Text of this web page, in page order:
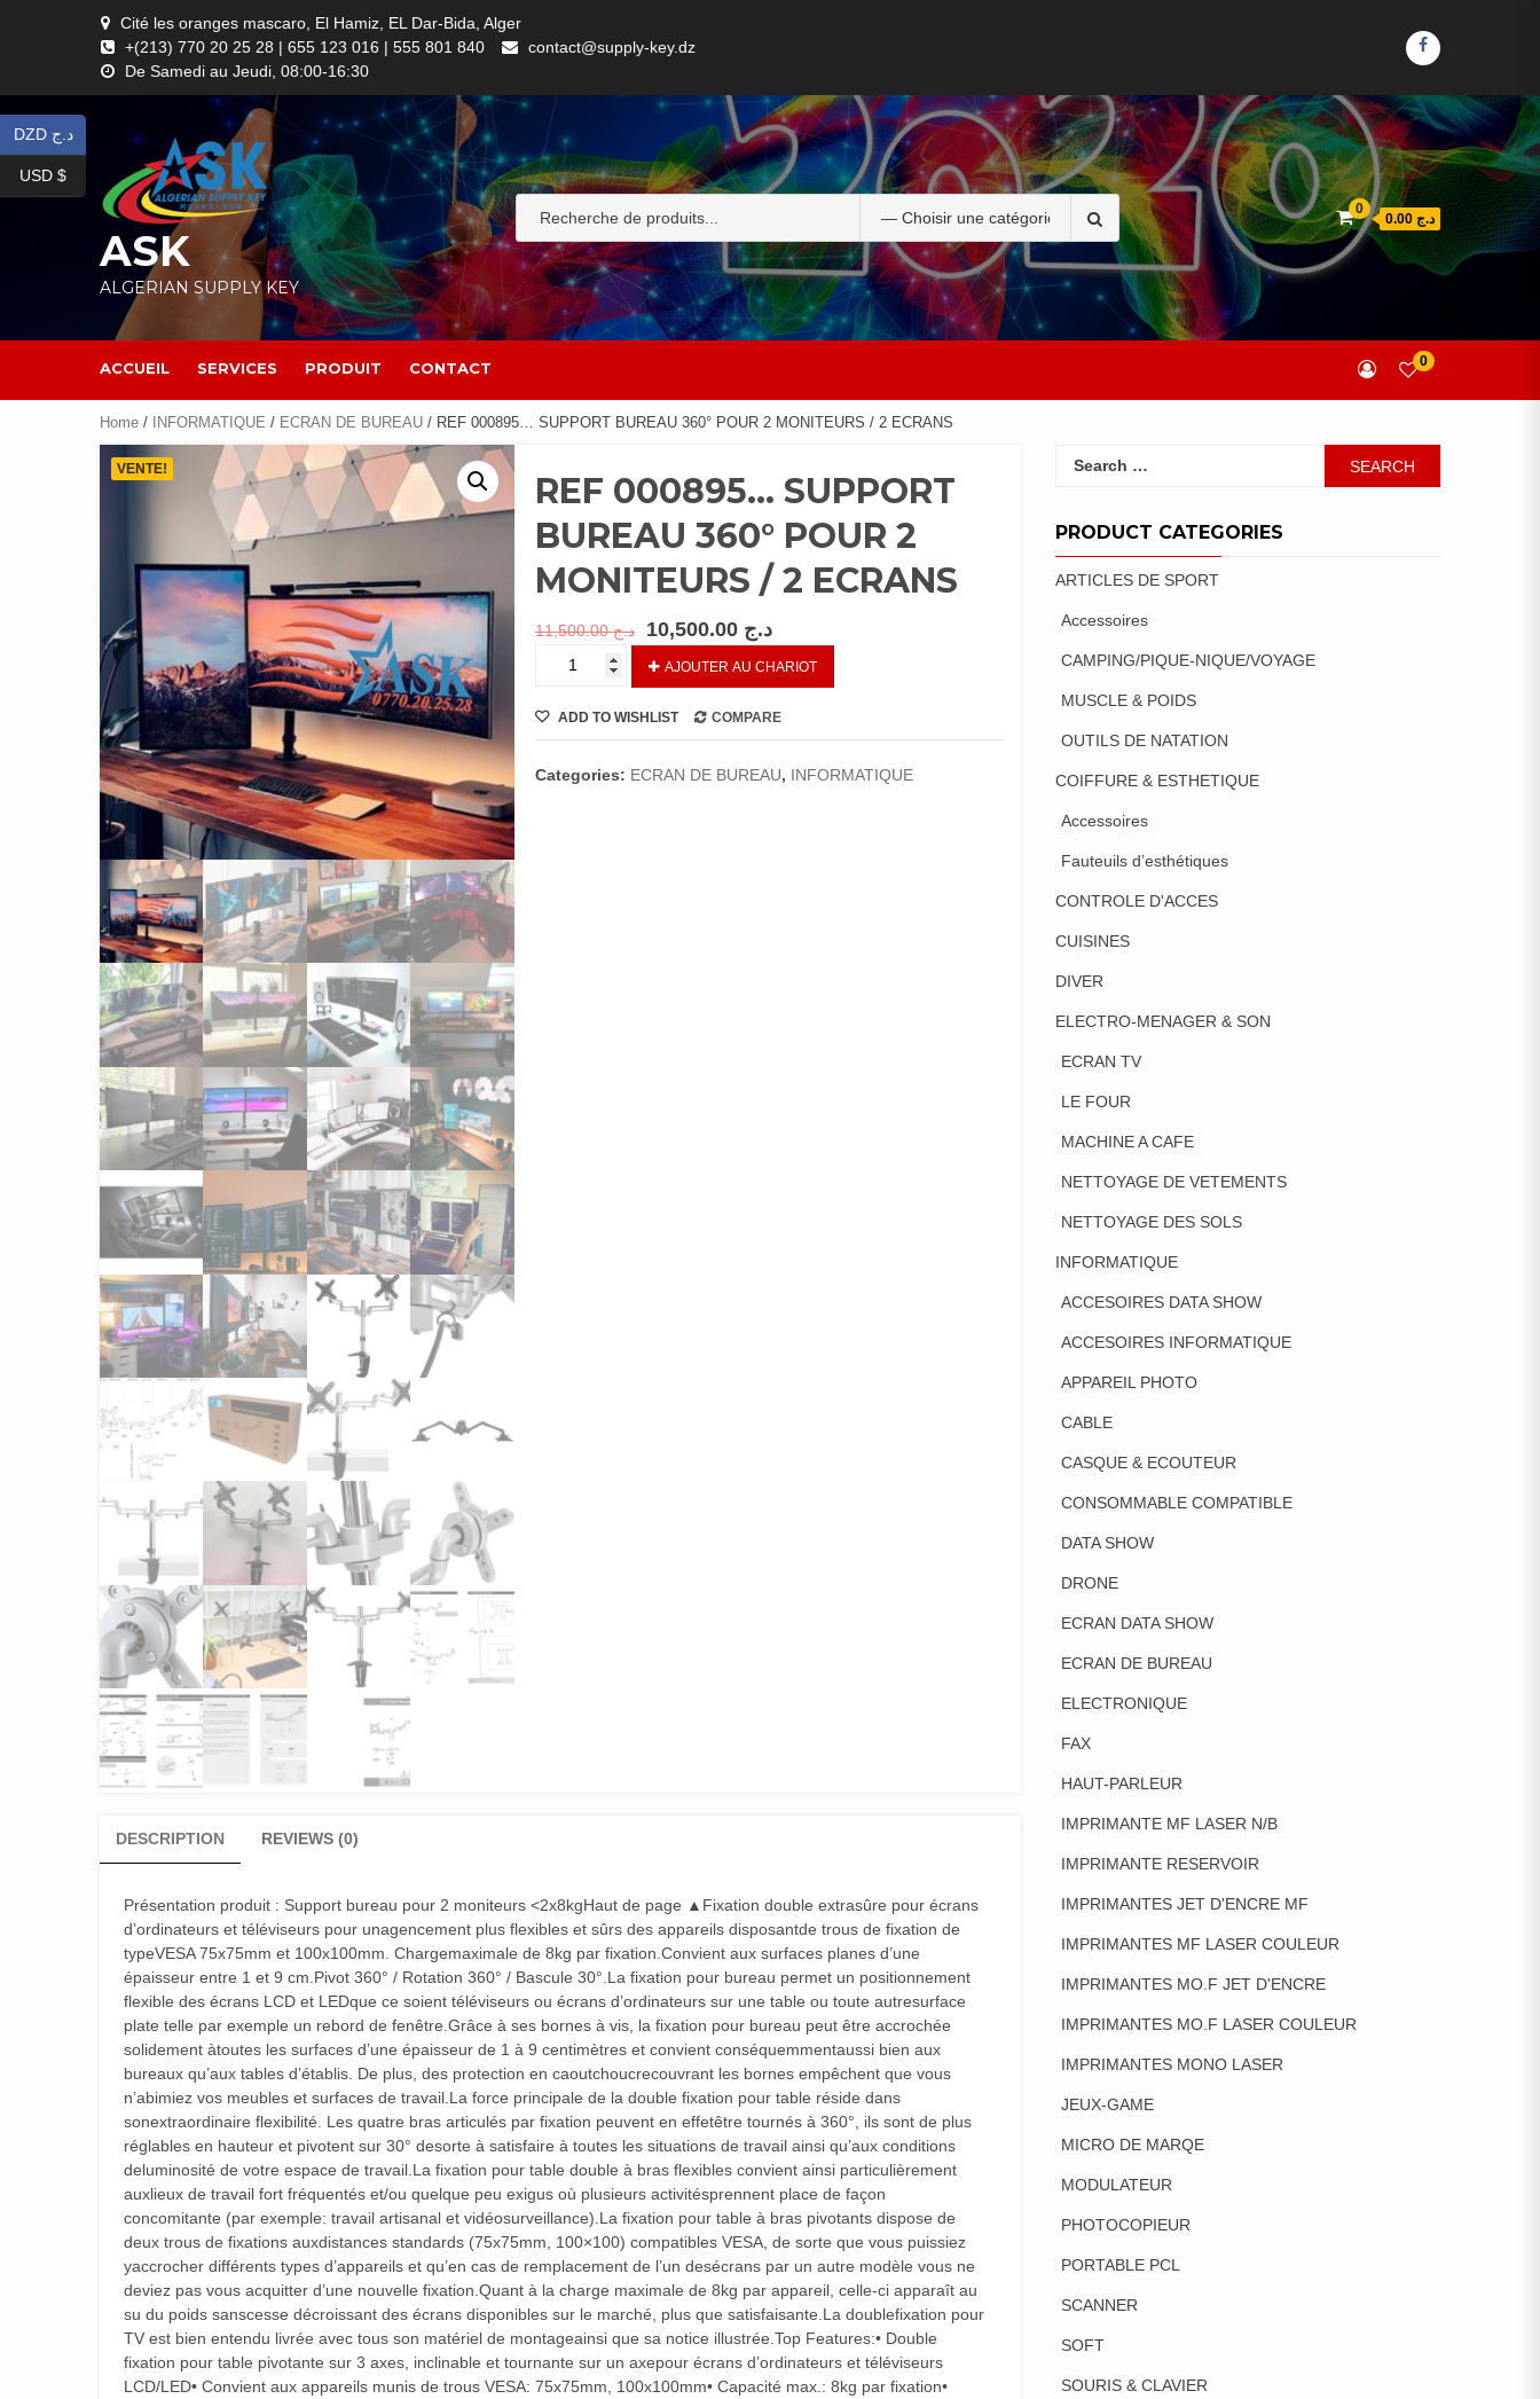
Cité les oranges mascaro, El Hamiz, EL Dar-Bida, Alger
+(213) 770 20 25 28 | 655 123 016 | 555 801 840
contact@supply-key.dz
De Samedi au Jeudi, 08:00-16:30
FACEBOOK
ASK
ALGERIAN SUPPLY KEY
for:
0
د.ج 0.00
ACCUEIL SERVICES PRODUIT CONTACT 0
Home / INFORMATIQUE / ECRAN DE BUREAU / REF 000895… SUPPORT BUREAU 360° POUR 2 MONITEURS / 2 ECRANS
VENTE!
REF 000895… SUPPORT
BUREAU 360° POUR 2
MONITEURS / 2 ECRANS
د.ج11,500.00 د.ج 10,500.00
BUREAU
POUR
AJOUTER AU CHARIOT
ADD TO WISHLIST COMPARE
Categories: ECRAN DE BUREAU, INFORMATIQUE
DESCRIPTION REVIEWS (0)
Présentation produit : Support bureau pour 2 moniteurs <2x8kgHaut de page ▲Fixation double extrasûre pour écrans
d’ordinateurs et téléviseurs pour unagencement plus flexibles et sûrs des appareils disposantde trous de fixation de
typeVESA 75x75mm et 100x100mm. Chargemaximale de 8kg par fixation.Convient aux surfaces planes d’une
épaisseur entre 1 et 9 cm.Pivot 360° / Rotation 360° / Bascule 30°.La fixation pour bureau permet un positionnement
flexible des écrans LCD et LEDque ce soient téléviseurs ou écrans d’ordinateurs sur une table ou toute autresurface
plate telle par exemple un rebord de fenêtre.Grâce à ses bornes à vis, la fixation pour bureau peut être accrochée
solidement àtoutes les surfaces d’une épaisseur de 1 à 9 centimètres et convient conséquemmentaussi bien aux
bureaux qu’aux tables d’établis. De plus, des protection en caoutchoucrecouvrant les bornes empêchent que vous
n’abimiez vos meubles et surfaces de travail.La force principale de la double fixation pour table réside dans
sonextraordinaire flexibilité. Les quatre bras articulés par fixation peuvent en effetêtre tournés à 360°, ils sont de plus
réglables en hauteur et pivotent sur 30° desorte à satisfaire à toutes les situations de travail ainsi qu’aux conditions
deluminosité de votre espace de travail.La fixation pour table double à bras flexibles convient ainsi particulièrement
auxlieux de travail fort fréquentés et/ou quelque peu exigus où plusieurs activitésprennent place de façon
concomitante (par exemple: travail artisanal et vidéosurveillance).La fixation pour table à bras pivotants dispose de
deux trous de fixations auxdistances standards (75x75mm, 100×100) compatibles VESA, de sorte que vous puissiez
yaccrocher différents types d’appareils et qu’en cas de remplacement de l’un desécrans par un autre modèle vous ne
deviez pas vous acquitter d’une nouvelle fixation.Quant à la charge maximale de 8kg par appareil, celle-ci apparaît au
su du poids sanscesse décroissant des écrans disponibles sur le marché, plus que satisfaisante.La doublefixation pour
TV est bien entendu livrée avec tous son matériel de montageainsi que sa notice illustrée.Top Features:• Double
fixation pour table pivotante sur 3 axes, inclinable et tournante sur un axepour écrans d’ordinateurs et téléviseurs
LCD/LED• Convient aux appareils munis de trous VESA: 75x75mm, 100x100mm• Capacité max.: 8kg par fixation•
PRODUCT CATEGORIES
ARTICLES DE SPORT
Accessoires
CAMPING/PIQUE-NIQUE/VOYAGE
MUSCLE & POIDS
OUTILS DE NATATION
COIFFURE & ESTHETIQUE
Accessoires
Fauteuils d’esthétiques
CONTROLE D'ACCES
CUISINES
DIVER
ELECTRO-MENAGER & SON
ECRAN TV
LE FOUR
MACHINE A CAFE
NETTOYAGE DE VETEMENTS
NETTOYAGE DES SOLS
INFORMATIQUE
ACCESOIRES DATA SHOW
ACCESOIRES INFORMATIQUE
APPAREIL PHOTO
CABLE
CASQUE & ECOUTEUR
CONSOMMABLE COMPATIBLE
DATA SHOW
DRONE
ECRAN DATA SHOW
ECRAN DE BUREAU
ELECTRONIQUE
FAX
HAUT-PARLEUR
IMPRIMANTE MF LASER N/B
IMPRIMANTE RESERVOIR
IMPRIMANTES JET D'ENCRE MF
IMPRIMANTES MF LASER COULEUR
IMPRIMANTES MO.F JET D'ENCRE
IMPRIMANTES MO.F LASER COULEUR
IMPRIMANTES MONO LASER
JEUX-GAME
MICRO DE MARQE
MODULATEUR
PHOTOCOPIEUR
PORTABLE PCL
SCANNER
SOFT
SOURIS & CLAVIER
DZD د.ج
USD $